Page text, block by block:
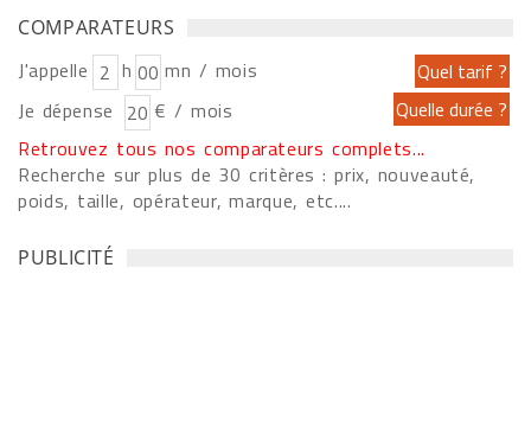
COMPARATEURS
J'appelle h
mn / mois
Je dépense
€ / mois
Retrouvez tous nos comparateurs complets...
Recherche sur plus de 30 critères : prix, nouveauté,
poids, taille, opérateur, marque, etc....
PUBLICITÉ